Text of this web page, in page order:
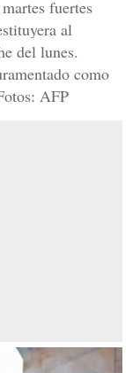
fuertes
al
del lunes.
como
AFP